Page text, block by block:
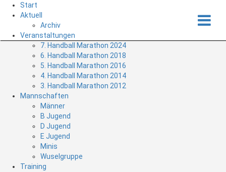
Start
Aktuell
Archiv
Veranstaltungen
7. Handball Marathon 2024
6. Handball Marathon 2018
5. Handball Marathon 2016
4. Handball Marathon 2014
3. Handball Marathon 2012
Mannschaften
Männer
B Jugend
D Jugend
E Jugend
Minis
Wuselgruppe
Training